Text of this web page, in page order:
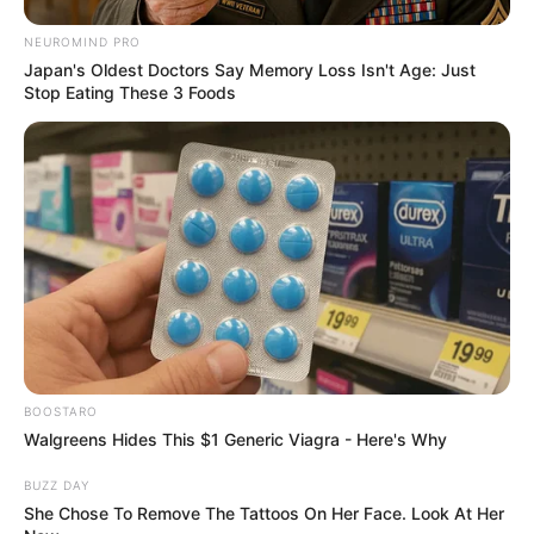
candidature. Bien que confrontée à une opposition
plus solide, elle peut viser une 4e ou 5e place.
NEUROMIND PRO
Japan's Oldest Doctors Say Memory Loss Isn't Age: Just
Stop Eating These 3 Foods
BOOSTARO
Walgreens Hides This $1 Generic Viagra - Here's Why
BUZZ DAY
She Chose To Remove The Tattoos On Her Face. Look At Her